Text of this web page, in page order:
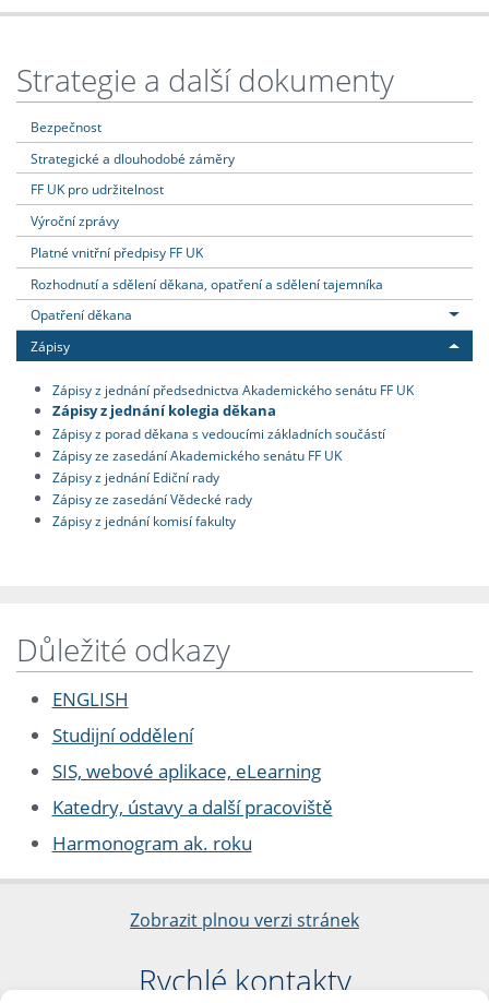
Strategie a další dokumenty
Bezpečnost
Strategické a dlouhodobé záměry
FF UK pro udržitelnost
Výroční zprávy
Platné vnitřní předpisy FF UK
Rozhodnutí a sdělení děkana, opatření a sdělení tajemníka
Opatření děkana
Zápisy
Zápisy z jednání předsednictva Akademického senátu FF UK
Zápisy z jednání kolegia děkana
Zápisy z porad děkana s vedoucími základních součástí
Zápisy ze zasedání Akademického senátu FF UK
Zápisy z jednání Ediční rady
Zápisy ze zasedání Vědecké rady
Zápisy z jednání komisí fakulty
Důležité odkazy
ENGLISH
Studijní oddělení
SIS, webové aplikace, eLearning
Katedry, ústavy a další pracoviště
Harmonogram ak. roku
Zobrazit plnou verzi stránek
Rychlé kontakty